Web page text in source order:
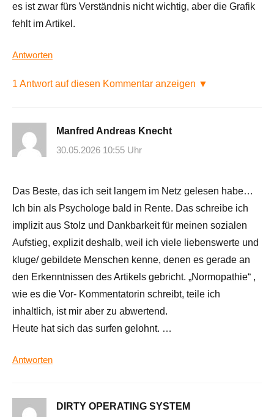
es ist zwar fürs Verständnis nicht wichtig, aber die Grafik
fehlt im Artikel.
Antworten
1 Antwort auf diesen Kommentar anzeigen ▼
Manfred Andreas Knecht
30.05.2026 10:55 Uhr
Das Beste, das ich seit langem im Netz gelesen habe…
Ich bin als Psychologe bald in Rente. Das schreibe ich
implizit aus Stolz und Dankbarkeit für meinen sozialen
Aufstieg, explizit deshalb, weil ich viele liebenswerte und
kluge/ gebildete Menschen kenne, denen es gerade an
den Erkenntnissen des Artikels gebricht. „Normopathie“ ,
wie es die Vor- Kommentatorin schreibt, teile ich
inhaltlich, ist mir aber zu abwertend.
Heute hat sich das surfen gelohnt. …
Antworten
DIRTY OPERATING SYSTEM